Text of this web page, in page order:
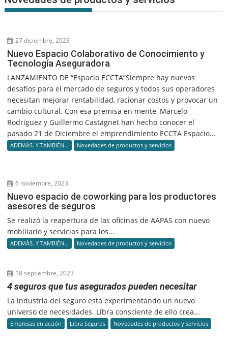
27 diciembre, 2023
Nuevo Espacio Colaborativo de Conocimiento y
Tecnología Aseguradora
LANZAMIENTO DE “Espacio ECCTA”Siempre hay nuevos
desafíos para el mercado de seguros y todos sus operadores
necesitan mejorar rentabilidad, racionar costos y provocar un
cambio cultural. Con esa premisa en mente, Marcelo
Rodriguez y Guillermo Castagnet han hecho conocer el
pasado 21 de Diciembre el emprendimiento ECCTA Espacio...
ADEMÁS. Y TAMBIÉN... Novedades de productos y servicios
6 noviembre, 2023
Nuevo espacio de coworking para los productores
asesores de seguros
Se realizó la reapertura de las oficinas de AAPAS con nuevo
mobiliario y servicios para los...
ADEMÁS. Y TAMBIÉN... Novedades de productos y servicios
18 septiembre, 2023
4 seguros que tus asegurados pueden necesitar
La industria del seguro está experimentando un nuevo
universo de necesidades. Libra consciente de ello crea...
Empresas en acción Libra Seguros Novedades de productos y servicios